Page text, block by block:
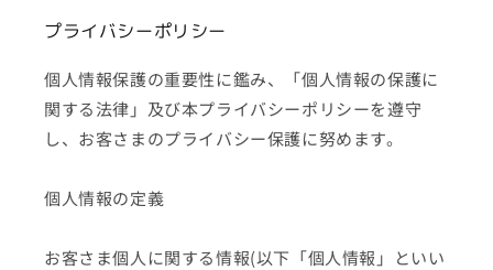
プライバシーポリシー
個人情報保護の重要性に鑑み、「個人情報の保護に
関する法律」及び本プライバシーポリシーを遵守
し、お客さまのプライバシー保護に努めます。
個人情報の定義
お客さま個人に関する情報(以下「個人情報」といい